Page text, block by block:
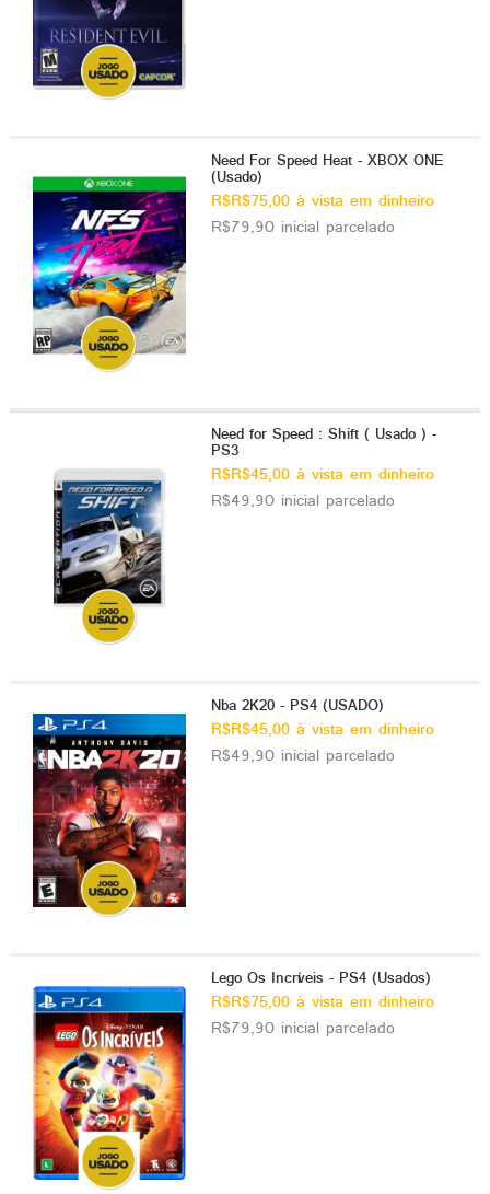
Need For Speed Heat - XBOX ONE
(Usado)
R$R$75,00 à vista em dinheiro
R$79,90 inicial parcelado
Need for Speed : Shift ( Usado ) -
PS3
R$R$45,00 à vista em dinheiro
R$49,90 inicial parcelado
Nba 2K20 - PS4 (USADO)
R$R$45,00 à vista em dinheiro
R$49,90 inicial parcelado
Lego Os Incríveis - PS4 (Usados)
R$R$75,00 à vista em dinheiro
R$79,90 inicial parcelado